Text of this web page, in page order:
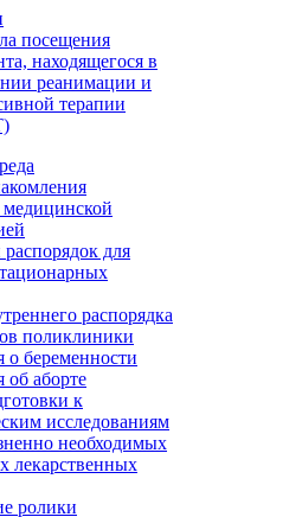
посещения
находящегося в
реанимации и
терапии
для
распорядка
поликлиники
беременности
аборте
к
исследованиям
необходимых
лекарственных
ролики